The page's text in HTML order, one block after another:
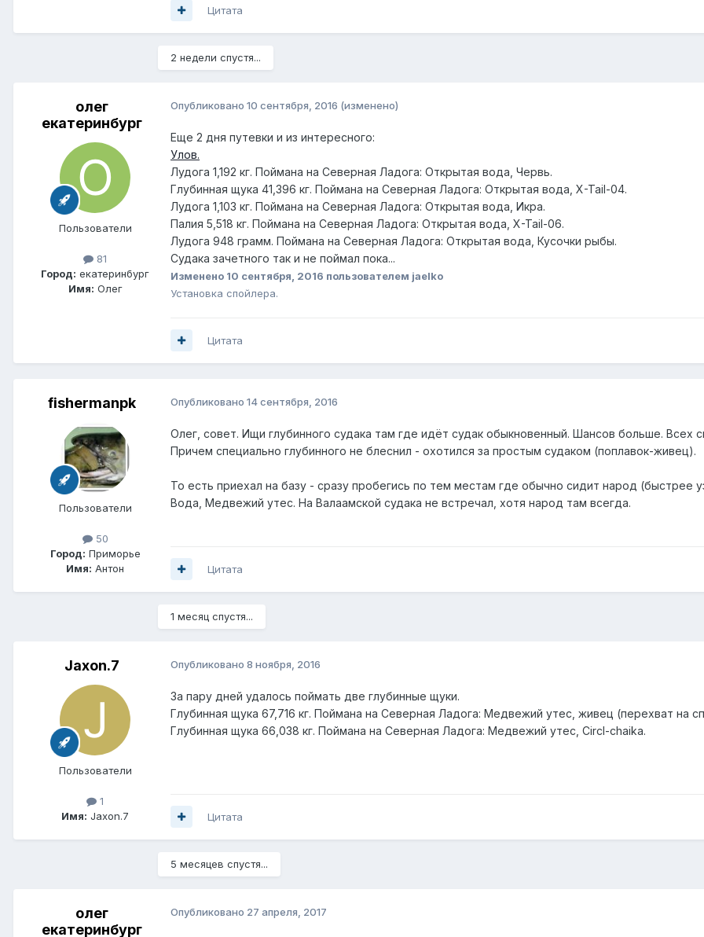
Цитата
2 недели спустя...
олег
екатеринбург
Пользователи
81
Город: екатеринбург
Имя: Олег
Опубликовано 10 сентября, 2016 (изменено)
Eще 2 дня путевки и из интересного:
Улов.
Лудога 1,192 кг. Поймана на Северная Ладога: Открытая вода, Червь.
Глубинная щука 41,396 кг. Поймана на Северная Ладога: Открытая вода, X-Tail-04.
Лудога 1,103 кг. Поймана на Северная Ладога: Открытая вода, Икра.
Палия 5,518 кг. Поймана на Северная Ладога: Открытая вода, X-Tail-06.
Лудога 948 грамм. Поймана на Северная Ладога: Открытая вода, Кусочки рыбы.
Судака зачетного так и не поймал пока...
Изменено 10 сентября, 2016 пользователем jaelko
Установка спойлера.
Цитата
fishermanpk
Пользователи
50
Город: Приморье
Имя: Антон
Опубликовано 14 сентября, 2016
Олег, совет. Ищи глубинного судака там где идёт судак обыкновенный. Шансов больше.
Причем специально глубинного не блеснил - охотился за простым судаком (поплавок-живец).
То есть приехал на базу - сразу пробегись по тем местам где обычно сидит народ (быстрее
Вода, Медвежий утес. На Валаамской судака не встречал, хотя народ там всегда.
Цитата
1 месяц спустя...
Jaxon.7
Пользователи
1
Имя: Jaxon.7
Опубликовано 8 ноября, 2016
За пару дней удалось поймать две глубинные щуки.
Глубинная щука 67,716 кг. Поймана на Северная Ладога: Медвежий утес, живец (перехват на
Глубинная щука 66,038 кг. Поймана на Северная Ладога: Медвежий утес, Circl-chaika.
Цитата
5 месяцев спустя...
олег
екатеринбург
Опубликовано 27 апреля, 2017